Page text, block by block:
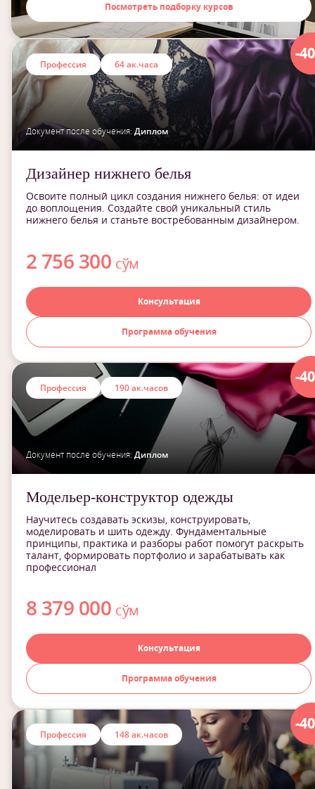
Посмотреть подборку курсов
-
Профессия 64 ак.часа
Документ после обучения: Диплом
Дизайнер нижнего белья
Освоите полный цикл создания нижнего белья: от идеи
до воплощения. Создайте свой уникальный стиль
нижнего белья и станьте востребованным дизайнером.
2 756 300 сўм
Консультация
Программа обучения
-
Профессия 190 ак.часов
Документ после обучения: Диплом
Модельер-конструктор одежды
Научитесь создавать эскизы, конструировать,
моделировать и шить одежду. Фундаментальные
принципы, практика и разборы работ помогут раскрыть
талант, формировать портфолио и зарабатывать как
профессионал
8 379 000 сўм
Консультация
Программа обучения
-
Профессия 148 ак.часов